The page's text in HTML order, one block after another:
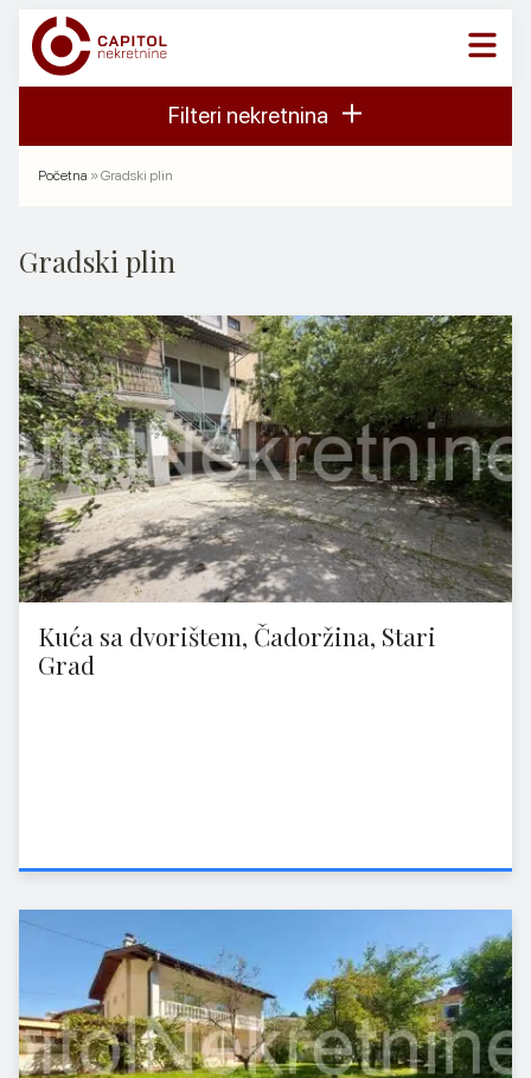
content
NEKRETNINE
USLUGE
O NAMA
KONTAKT
Filteri nekretnina
Početna »Gradski plin
Gradski plin
Kuća sa dvorištem, Čadoržina, Stari
Grad